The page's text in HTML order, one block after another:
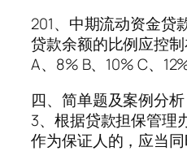
201、中期流动资金贷
贷款余额的比例应控制
A、8% B、10% C、
四、简单题及案例分析
3、根据贷款担保管理
作为保证人的，应当